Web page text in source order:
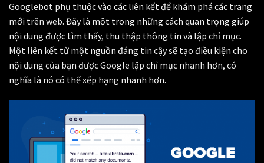
Googlebot phụ thuộc vào các liên kết để khám phá các trang
mới trên web. Đây là một trong những cách quan trọng giúp
nội dung được tìm thấy, thu thập thông tin và lập chỉ mục.
Một liên kết từ một nguồn đáng tin cậy sẽ tạo điều kiện cho
nội dung của bạn được Google lập chỉ mục nhanh hơn, có
nghĩa là nó có thể xếp hạng nhanh hơn.